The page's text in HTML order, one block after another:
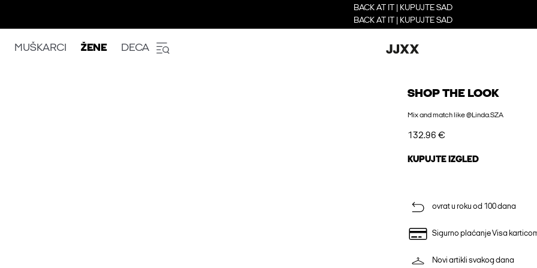
BACK AT IT | KUPUJTE SAD
BACK AT IT | KUPUJTE SAD
MUŠKARCI ŽENE DECA
SHOP THE LOOK
Mix and match like @Linda.SZA
132.96 €
KUPUJTE IZGLED
ovrat u roku od 100 dana
Sigurno plaćanje Visa
Novi artikli svakog dana